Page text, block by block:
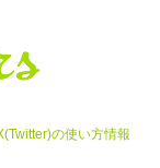
の使い方情報